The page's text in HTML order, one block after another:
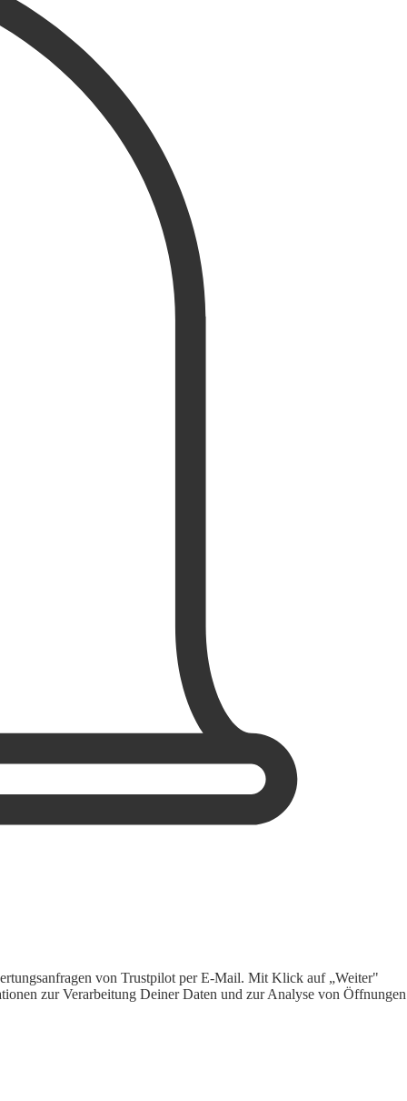
von Trustpilot per E-Mail. Mit Klick auf „Weiter"
zur Verarbeitung Deiner Daten und zur Analyse von Öffnungen